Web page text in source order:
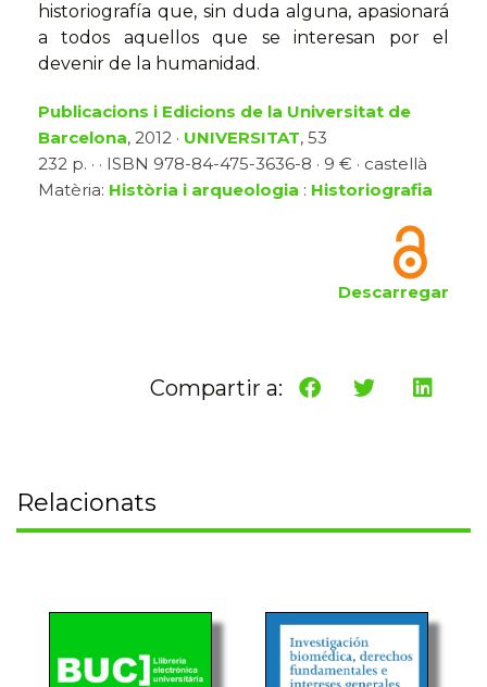
historiografía que, sin duda alguna, apasionará
a todos aquellos que se interesan por el
devenir de la humanidad.
Publicacions i Edicions de la Universitat de
Barcelona, 2012 · UNIVERSITAT, 53
232 p. · · ISBN 978-84-475-3636-8 · 9 € · castellà
Matèria: Història i arqueologia : Historiografia
Descarregar
Compartir a:
Relacionats